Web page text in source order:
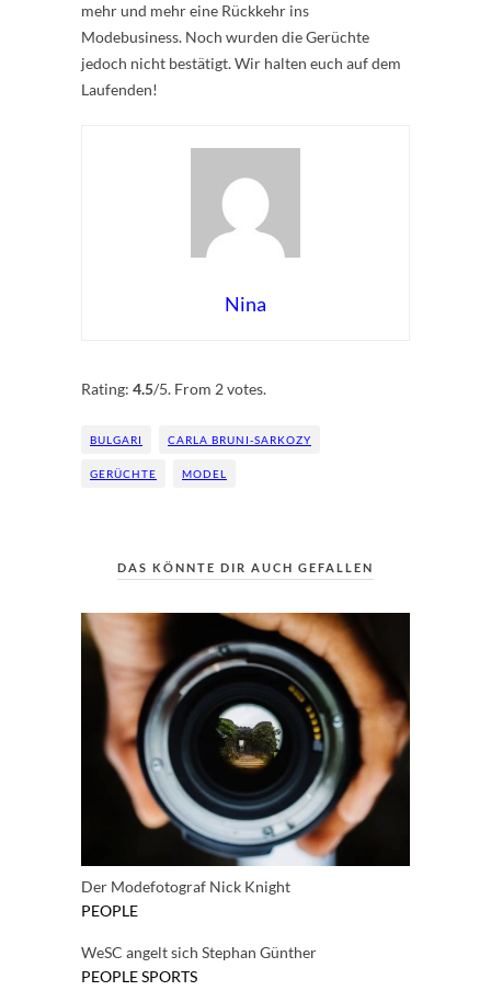
mehr und mehr eine Rückkehr ins
Modebusiness. Noch wurden die Gerüchte
jedoch nicht bestätigt. Wir halten euch auf dem
Laufenden!
Nina
Rating: 4.5/5. From 2 votes.
BULGARI CARLA BRUNI-SARKOZY
GERÜCHTE MODEL
DAS KÖNNTE DIR AUCH GEFALLEN
Der Modefotograf Nick Knight
PEOPLE
WeSC angelt sich Stephan Günther
PEOPLESPORTS